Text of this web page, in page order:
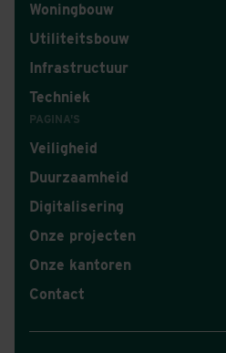
Woningbouw
Utiliteitsbouw
Infrastructuur
Techniek
PAGINA'S
Veiligheid
Duurzaamheid
Digitalisering
Onze projecten
Onze kantoren
Contact